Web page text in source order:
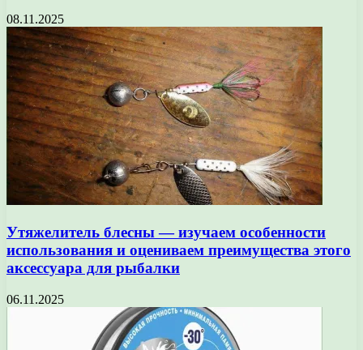
08.11.2025
Утяжелитель блесны — изучаем особенности
использования и оцениваем преимущества этого
аксессуара для рыбалки
06.11.2025